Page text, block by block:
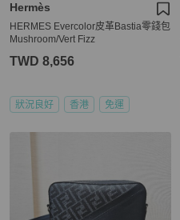
Hermès
HERMES Evercolor皮革Bastia零錢包
Mushroom/Vert Fizz
TWD 8,656
狀況良好 香港 免運